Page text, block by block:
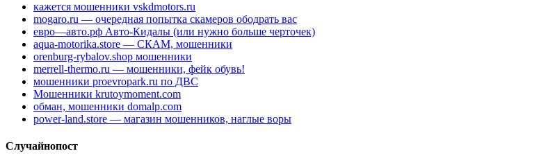
кажется мошенники vskdmotors.ru
mogaro.ru — очередная попытка скамеров ободрать вас
евро—авто.рф Авто-Кидалы (или нужно больше черточек)
aqua-motorika.store — СКАМ, мошенники
orenburg-rybalov.shop мошенники
merrell-thermo.ru — мошенники, фейк обувь!
мошенники proevropark.ru по ДВС
Мошенники krutoymoment.com
обман, мошенники domalp.com
power-land.store — магазин мошенников, наглые воры
Случайнопост